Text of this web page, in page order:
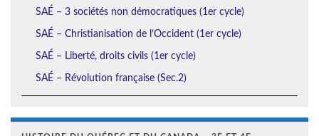
SAÉ – 3 sociétés non démocratiques (1er cycle)
SAÉ – Christianisation de l’Occident (1er cycle)
SAÉ – Liberté, droits civils (1er cycle)
SAÉ – Révolution française (Sec.2)